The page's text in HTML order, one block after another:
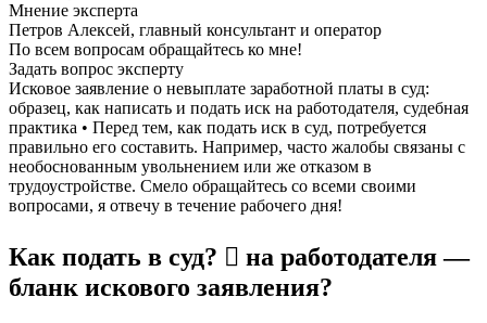
Мнение эксперта
Петров Алексей, главный консультант и оператор
По всем вопросам обращайтесь ко мне!
Задать вопрос эксперту
Исковое заявление о невыплате заработной платы в суд:
образец, как написать и подать иск на работодателя, судебная
практика • Перед тем, как подать иск в суд, потребуется
правильно его составить. Например, часто жалобы связаны с
необоснованным увольнением или же отказом в
трудоустройстве. Смело обращайтесь со всеми своими
вопросами, я отвечу в течение рабочего дня!
Как подать в суд? ‍⚖ на работодателя —
бланк искового заявления?